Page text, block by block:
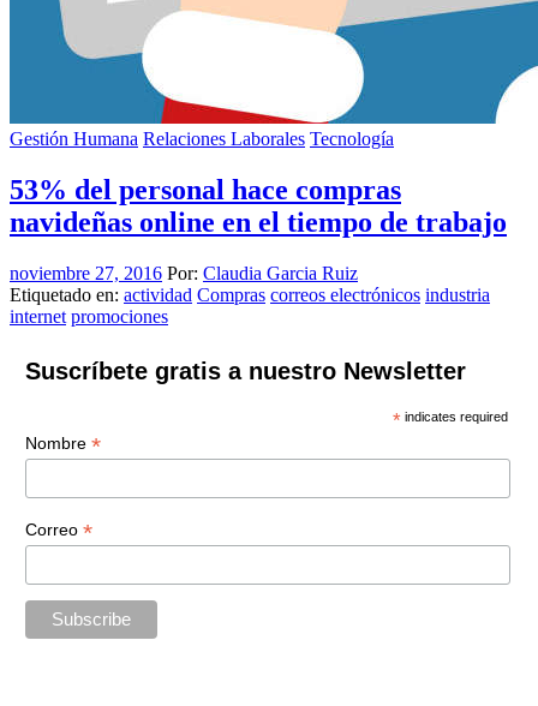
Gestión Humana Relaciones Laborales Tecnología
53% del personal hace compras
navideñas online en el tiempo de trabajo
noviembre 27, 2016 Por: Claudia Garcia Ruiz
Etiquetado en: actividad Compras correos electrónicos industria
internet promociones
Suscríbete gratis a nuestro Newsletter
* indicates required
Nombre *
Correo *